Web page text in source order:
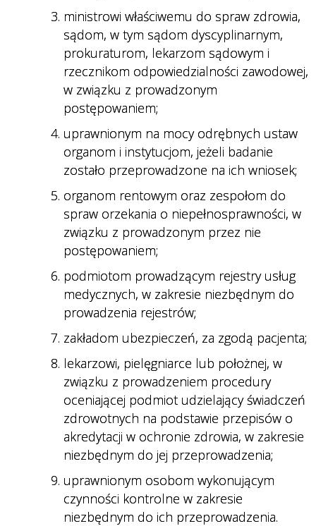
ministrowi właściwemu do spraw zdrowia,
sądom, w tym sądom dyscyplinarnym,
prokuraturom, lekarzom sądowym i
rzecznikom odpowiedzialności zawodowej,
w związku z prowadzonym
postępowaniem;
uprawnionym na mocy odrębnych ustaw
organom i instytucjom, jeżeli badanie
zostało przeprowadzone na ich wniosek;
organom rentowym oraz zespołom do
spraw orzekania o niepełnosprawności, w
związku z prowadzonym przez nie
postępowaniem;
podmiotom prowadzącym rejestry usług
medycznych, w zakresie niezbędnym do
prowadzenia rejestrów;
zakładom ubezpieczeń, za zgodą pacjenta;
lekarzowi, pielęgniarce lub położnej, w
związku z prowadzeniem procedury
oceniającej podmiot udzielający świadczeń
zdrowotnych na podstawie przepisów o
akredytacji w ochronie zdrowia, w zakresie
niezbędnym do jej przeprowadzenia;
uprawnionym osobom wykonującym
czynności kontrolne w zakresie
niezbędnym do ich przeprowadzenia.